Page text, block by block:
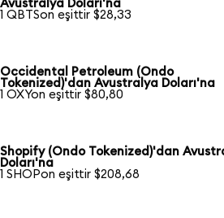
Avustralya Doları'na
1 QBTSon eşittir $28,33
Occidental Petroleum (Ondo
Tokenized)'dan Avustralya Doları'na
1 OXYon eşittir $80,80
Shopify (Ondo Tokenized)'dan
Doları'na
1 SHOPon eşittir $208,68